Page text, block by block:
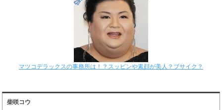
マツコデラックスの事務所は！？スッピンや素顔が美人？ブサイク？
柴咲コウ